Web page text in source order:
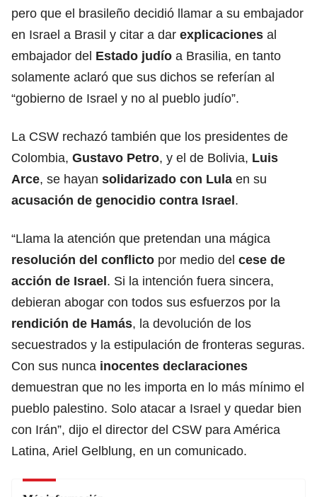
pero que el brasileño decidió llamar a su embajador
en Israel a Brasil y citar a dar explicaciones al
embajador del Estado judío a Brasilia, en tanto
solamente aclaró que sus dichos se referían al
“gobierno de Israel y no al pueblo judío”.
La CSW rechazó también que los presidentes de
Colombia, Gustavo Petro, y el de Bolivia, Luis
Arce, se hayan solidarizado con Lula en su
acusación de genocidio contra Israel.
“Llama la atención que pretendan una mágica
resolución del conflicto por medio del cese de
acción de Israel. Si la intención fuera sincera,
debieran abogar con todos sus esfuerzos por la
rendición de Hamás, la devolución de los
secuestrados y la estipulación de fronteras seguras.
Con sus nunca inocentes declaraciones
demuestran que no les importa en lo más mínimo el
pueblo palestino. Solo atacar a Israel y quedar bien
con Irán”, dijo el director del CSW para América
Latina, Ariel Gelblung, en un comunicado.